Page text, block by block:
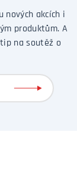
nových akcích i
produktům. A
na soutěž o